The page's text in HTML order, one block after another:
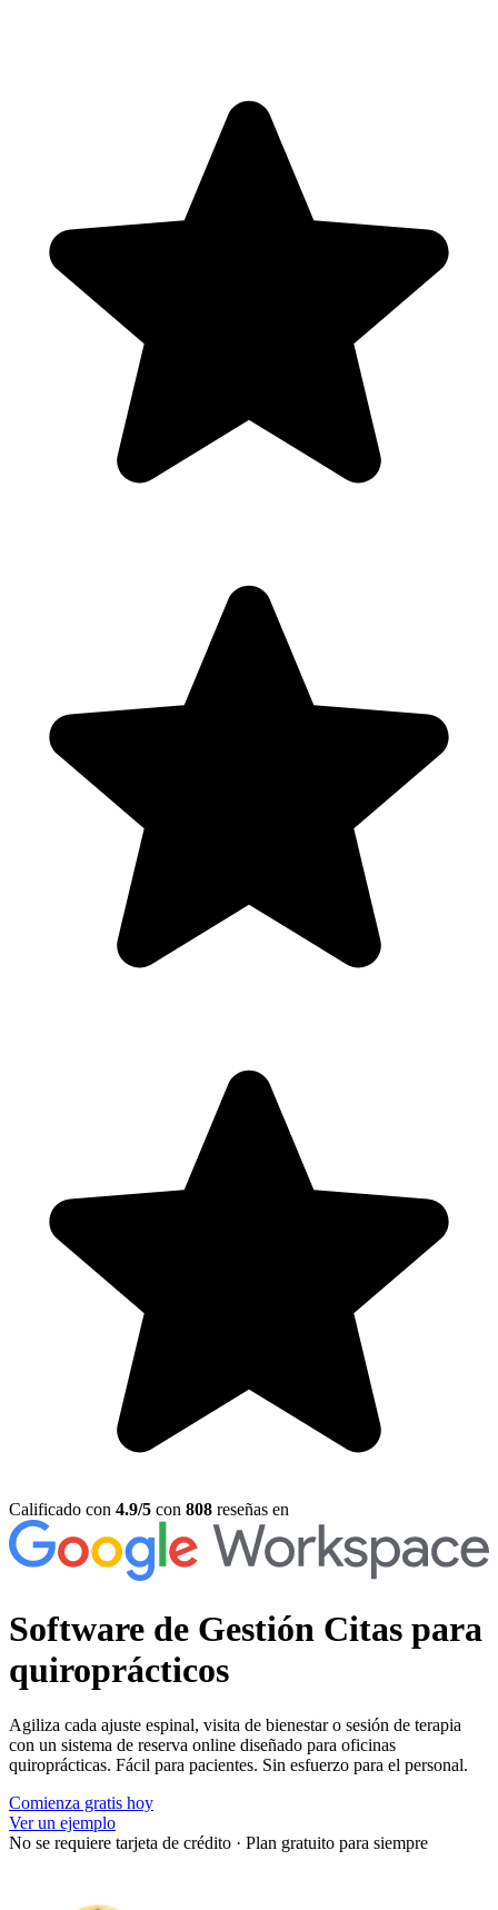
Calificado con 4.9/5 con 808 reseñas en
Software de Gestión Citas para
quiroprácticos
Agiliza cada ajuste espinal, visita de bienestar o sesión de terapia
con un sistema de reserva online diseñado para oficinas
quiroprácticas. Fácil para pacientes. Sin esfuerzo para el personal.
Comienza gratis hoy
Ver un ejemplo
No se requiere tarjeta de crédito · Plan gratuito para siempre